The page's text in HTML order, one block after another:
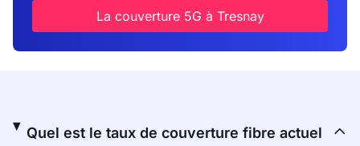
La couverture 5G à Tresnay
Quel est le taux de couverture fibre actuel